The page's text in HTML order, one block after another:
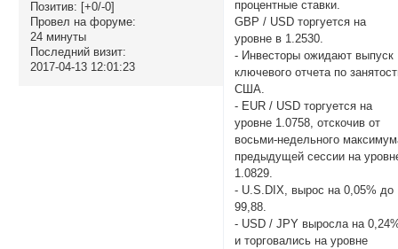
Позитив: [+0/-0]
Провел на форуме:
24 минуты
Последний визит:
2017-04-13 12:01:23
процентные ставки.
GBP / USD торгуется на
уровне в 1.2530.
- Инвесторы ожидают выпуск
ключевого отчета по
США.
- EUR / USD торгуется на
уровне 1.0758, отскочив от
восьми-недельного
предыдущей сессии на
1.0829.
- U.S.DIX, вырос на 0,05% до
99,88.
- USD / JPY выросла на
и торговались на уровне